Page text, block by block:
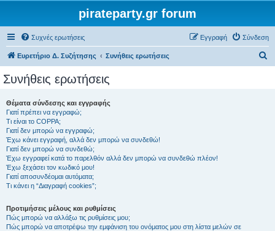
pirateparty.gr forum
Συχνές ερωτήσεις Σύνδεση
Εγγραφή
Ευρετήριο Δ. Συζήτησης Συνήθεις ερωτήσεις
Συνήθεις ερωτήσεις
Θέματα σύνδεσης και εγγραφής
Γιατί πρέπει να εγγραφώ;
Τι είναι το COPPA;
Γιατί δεν μπορώ να εγγραφώ;
Έχω κάνει εγγραφή, αλλά δεν μπορώ να συνδεθώ!
Γιατί δεν μπορώ να συνδεθώ;
Έχω εγγραφεί κατά το παρελθόν αλλά δεν μπορώ να συνδεθώ πλέον!
Έχω ξεχάσει τον κωδικό μου!
Γιατί αποσυνδέομαι αυτόματα;
Τι κάνει η “Διαγραφή cookies”;
Προτιμήσεις μέλους και ρυθμίσεις
Πώς μπορώ να αλλάξω τις ρυθμίσεις μου;
Πώς μπορώ να αποτρέψω την εμφάνιση του ονόματος μου στη λίστα μελών σε